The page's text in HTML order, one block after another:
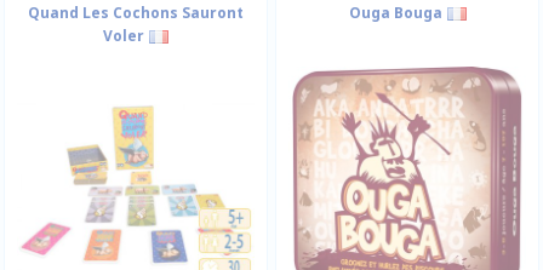
Quand Les Cochons Sauront
Voler
Ouga Bouga